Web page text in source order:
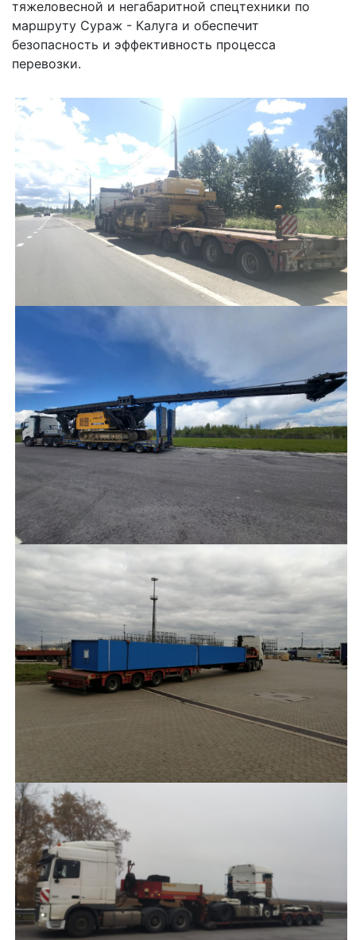
тяжеловесной и негабаритной спецтехники по
маршруту Сураж - Калуга и обеспечит
безопасность и эффективность процесса
перевозки.